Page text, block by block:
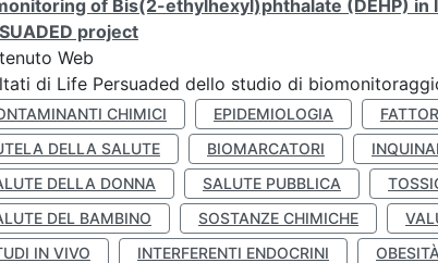
of Bis(2-ethylhexyl)phthalate (DEHP) in
project
Web
di Life Persuaded dello studio di
CHIMICI EPIDEMIOLOGIA
DELLA SALUTE
BIOMARCATORI
DELLA DONNA
SALUTE PUBBLICA
DEL BAMBINO
SOSTANZE CHIMICHE
IN VIVO
INTERFERENTI ENDOCRINI